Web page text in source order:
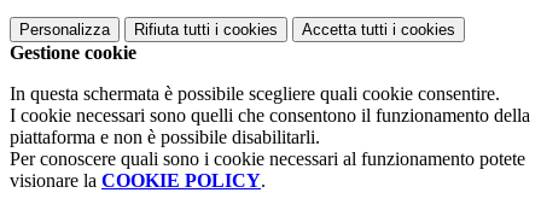
Personalizza Rifiuta tutti i cookies Accetta tutti i cookies
Gestione cookie
In questa schermata è possibile scegliere quali cookie consentire.
I cookie necessari sono quelli che consentono il funzionamento della
piattaforma e non è possibile disabilitarli.
Per conoscere quali sono i cookie necessari al funzionamento potete
visionare la COOKIE POLICY.